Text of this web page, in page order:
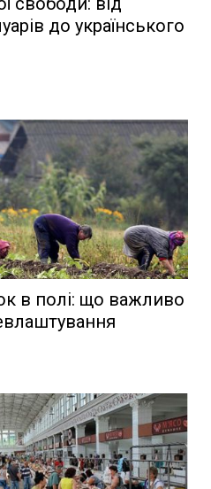
до українського
в полі: що важливо